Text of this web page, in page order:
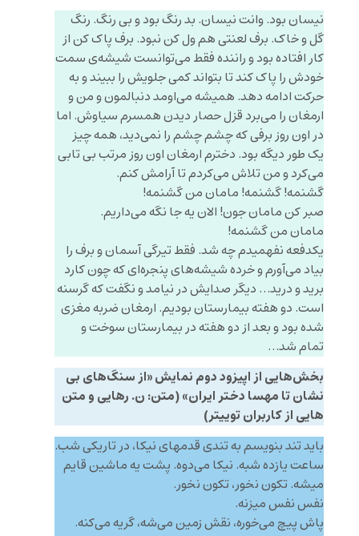
نیسان بود. وانت نیسان. بد رنگ بود و بی رنگ. رنگ
گل و خاک. برف لعنتی هم ول کن نبود. برف پاک کن از
کار افتاده بود و راننده فقط می‌توانست شیشه‌ی سمت
خودش را پاک کند تا بتواند کمی جلویش را ببیند و به
حرکت ادامه دهد. همیشه می‌اومد دنبالمون و من و
ارمغان را می‌برد قزل حصار دیدن همسرم سیاوش. اما
در اون روز برفی که چشم چشم را نمی‌دید، همه چیز
یک طور دیگه بود. دخترم ارمغان اون روز مرتب بی تابی
می‌کرد و من تلاش می‌کردم تا آرامش کنم.
گشنمه! گشنمه! مامان من گشنمه!
صبر کن مامان جون! الان یه جا نگه می‌داریم.
مامان من گشنمه!
یکدفعه نفهمیدم چه شد. فقط تیرگی آسمان و برف را
بیاد می‌آورم و خرده شیشه‌های پنجره‌ای که چون کارد
برید و درید… دیگر صدایش در نیامد و نگفت که گرسنه
است. دو هفته بیمارستان بودیم. ارمغان ضربه مغزی
شده بود و بعد از دو هفته در بیمارستان سوخت و
تمام شد…
بخش‌هایی از اپیزود دوم نمایش «از سنگ‌های بی
نشان تا مهسا دختر ایران» (متن: ن. رهایی و متن
هایی از کاربران توییتر)
باید تند بنویسم به تندی قدمهای نیکا، در تاریکی شب.
ساعت یازده شبه. نیکا می‌دوه. پشت یه ماشین قایم
میشه. تکون نخور، تکون نخور.
نفس نفس میزنه.
پاش پیچ می‌خوره، نقش زمین می‌شه، گریه می‌کنه.